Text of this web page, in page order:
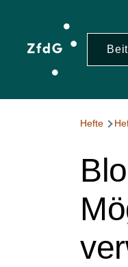
Hefte